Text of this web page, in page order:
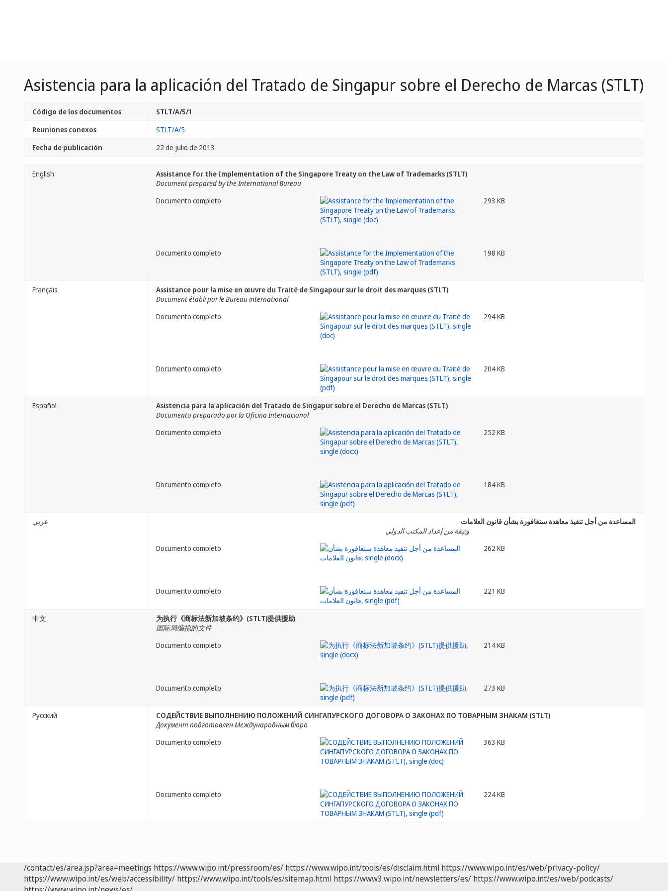
Asistencia para la aplicación del Tratado de Singapur sobre el Derecho de Marcas (STLT)
Código de los documentos
STLT/A/5/1
Reuniones conexos
STLT/A/5
Fecha de publicación
22 de julio de 2013
English
Assistance for the Implementation of the Singapore Treaty on the Law of Trademarks (STLT)
Document prepared by the International Bureau
Documento completo
293 KB
Documento completo 198 KB
Français
Assistance pour la mise en œuvre du Traité de Singapour sur le droit des marques (STLT)
Document établi par le Bureau international
Documento completo
294 KB
Documento completo 204 KB
Español
Asistencia para la aplicación del Tratado de Singapur sobre el Derecho de Marcas (STLT)
Documento preparado por la Oficina Internacional
Documento completo
252 KB
Documento completo 184 KB
عربي
المساعدة من أجل تنفيذ معاهدة سنغافورة بشأن قانون العلامات
وثيقة من إعداد المكتب الدولي
Documento completo
262 KB
Documento completo 221 KB
中文
为执行《商标法新加坡条约》(STLT)提供援助
国际局编拟的文件
Documento completo
214 KB
Documento completo 273 KB
Русский
СОДЕЙСТВИЕ ВЫПОЛНЕНИЮ ПОЛОЖЕНИЙ СИНГАПУРСКОГО ДОГОВОРА О ЗАКОНАХ ПО ТОВАРНЫМ ЗНАКАМ (STLT)
Документ подготовлен Международным бюро
Documento completo
363 KB
Documento completo 224 KB
/contact/es/area.jsp?area=meetings https://www.wipo.int/pressroom/es/ https://www.wipo.int/tools/es/disclaim.html https://www.wipo.int/es/web/privacy-policy/
https://www.wipo.int/es/web/accessibility/ https://www.wipo.int/tools/es/sitemap.html https://www3.wipo.int/newsletters/es/ https://www.wipo.int/es/web/podcasts/